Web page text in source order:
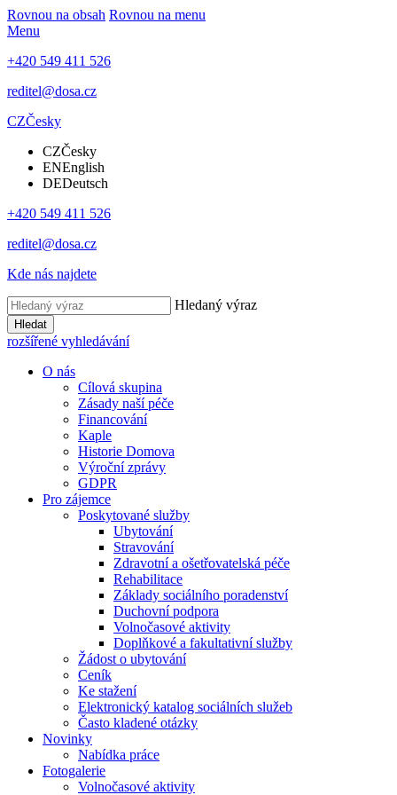
Rovnou na obsah Rovnou na menu
Menu
+420 549 411 526
reditel@dosa.cz
CZČesky
CZČesky
ENEnglish
DEDeutsch
+420 549 411 526
reditel@dosa.cz
Kde nás najdete
Hledaný výraz
Hledat
rozšířené vyhledávání
O nás
Cílová skupina
Zásady naší péče
Financování
Kaple
Historie Domova
Výroční zprávy
GDPR
Pro zájemce
Poskytované služby
Ubytování
Stravování
Zdravotní a ošetřovatelská péče
Rehabilitace
Základy sociálního poradenství
Duchovní podpora
Volnočasové aktivity
Doplňkové a fakultativní služby
Žádost o ubytování
Ceník
Ke stažení
Elektronický katalog sociálních služeb
Často kladené otázky
Novinky
Nabídka práce
Fotogalerie
Volnočasové aktivity